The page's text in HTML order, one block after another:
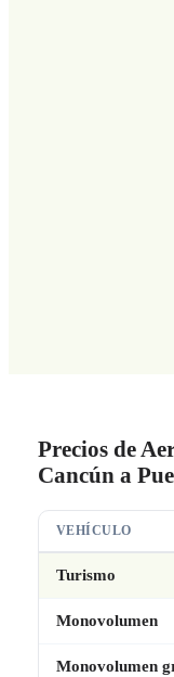
Precios de
Cancún a
VEHÍCULO
Turismo
Monovolumen
Monovolumen